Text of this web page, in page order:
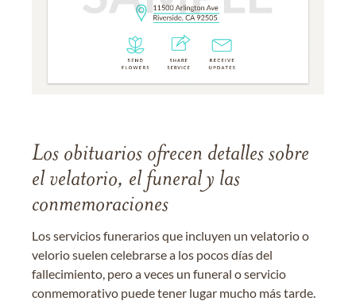
Los obituarios ofrecen detalles sobre
el velatorio, el funeral y las
conmemoraciones
Los servicios funerarios que incluyen un velatorio o
velorio suelen celebrarse a los pocos días del
fallecimiento, pero a veces un funeral o servicio
conmemorativo puede tener lugar mucho más tarde.